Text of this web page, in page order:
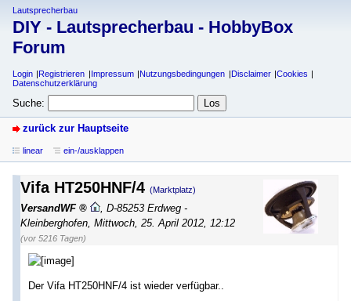
Lautsprecherbau
DIY - Lautsprecherbau - HobbyBox
Forum
Login Registrieren Impressum Nutzungsbedingungen Disclaimer
Cookies
Datenschutzerklärung
Suche:
zurück zur Hauptseite
linear ein-/ausklappen
Vifa HT250HNF/4 (Marktplatz)
VersandWF
D-85253 Erdweg -
Kleinberghofen Mittwoch, 25. April 2012, 12:12
(vor 5216 Tagen)
Der Vifa HT250HNF/4 ist wieder verfügbar..